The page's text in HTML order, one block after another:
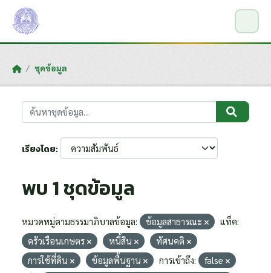
Skip to main content
ชุดข้อมูล
เรียงโดย
พบ 1 ชุดข้อมูล
หมวดหมู่ตามธรรมาภิบาลข้อมูล: ข้อมูลสาธารณะ
แท็ค:
ครัวเรือนเกษตร
หนี้สิน
ทัศนคติ
การใช้ที่ดิน
ข้อมูลพื้นฐาน การเข้าถึง:
false